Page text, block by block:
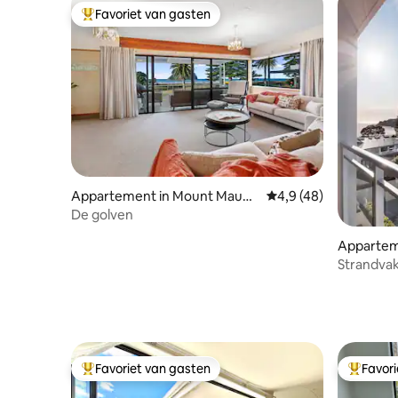
Topfavoriet van gasten
Favoriet van gasten
Appartement in Mount Maung
anui
Gemiddelde
4,9 (48)
De golven
nui
oceaan
Topfavoriet van gasten
Favoriet van gasten